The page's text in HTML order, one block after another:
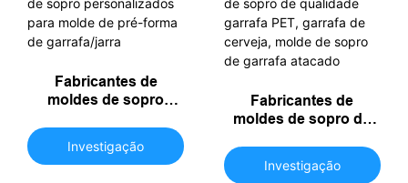
Fabricantes de
moldes de sopro
molde de pré-forma de
garrafa/jarra
Investigação
Fabricantes de
moldes de sopro de
molde de sopro de
Investigação